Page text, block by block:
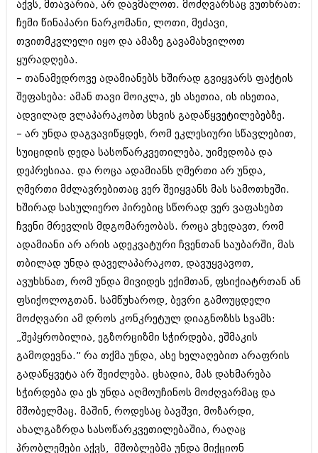
იანვარი 2016 (206)
დეკემბერი 2015 (207)
ნოემბერი 2015 (264)
სექტემბერი 2015 (215)
აგვისტო 2015 (286)
ივლისი 2015 (173)
ივნისი 2015 (261)
მაისი 2015 (194)
აპრილი 2015 (208)
მარტი 2015 (365)
თებერვალი 2015 (286)
იანვარი 2015 (247)
დეკემბერი 2014 (342)
ნოემბერი 2014 (290)
ოქტომბერი 2014 (292)
აგვისტო 2014 (248)
ივლისი 2014 (313)
ივნისი 2014 (366)
მაისი 2014 (313)
აპრილი 2014 (290)
მარტი 2014 (413)
თებერვალი 2014 (318)
იანვარი 2014 (297)
დეკემბერი 2013 (365)
ნოემბერი 2013 (279)
ოქტომბერი 2013 (256)
სექტემბერი 2013 (368)
ივლისი 2013 (182)
ივნისი 2013 (212)
აქვს, მთავარია, არ დავმალოთ. მოძღვარსაც ვუთხრათ:
ჩემი წინაპარი ნარკომანი, ლოთი, მეძავი,
თვითმკვლელი იყო და ამაზე გავამახვილოთ
ყურადღება.
– თანამედროვე ადამიანებს ხშირად გვიყვარს ფაქტის
შეფასება: ამან თავი მოიკლა, ეს ასეთია, ის ისეთია,
ადვილად ვლაპარაკობთ სხვის გადაწყვეტილებებზე.
– არ უნდა დაგვავიწყდეს, რომ ეკლესიური სწავლებით,
სუიციდის დედა სასოწარკვეთილება, უიმედობა და
დეპრესიაა. და როცა ადამიანს ღმერთი არ უნდა,
ღმერთი მძლავრებითაც ვერ შეიყვანს მას სამოთხეში.
ხშირად სასულიერო პირებიც სწორად ვერ ვაფასებთ
ჩვენი მრევლის მდგომარეობას. როცა ვხედავთ, რომ
ადამიანი არ არის ადეკვატური ჩვენთან საუბარში, მას
თბილად უნდა დაველაპარაკოთ, დავუყვავოთ,
ავუხსნათ, რომ უნდა მივიდეს ექიმთან, ფსიქიატრთან ან
ფსიქოლოგთან. სამწუხაროდ, ბევრი გამოუცდელი
მოძღვარი ამ დროს კონკრეტულ დიაგნოზსს სვამს:
„შეპყრობილია, ეგზორციზმი სჭირდება, ეშმაკის
გამოდევნა.” რა თქმა უნდა, ასე ხელაღებით არაფრის
გადაწყვეტა არ შეიძლება. ცხადია, მას დახმარება
სჭირდება და ეს უნდა აღმოუჩინოს მოძღვარმაც და
მშობელმაც. მაშინ, როდესაც ბავშვი, მოზარდი,
ახალგაზრდა სასოწარკვეთილებაშია, რაღაც
პრობლემები აქვს, მშობლებმა უნდა მიქციონ